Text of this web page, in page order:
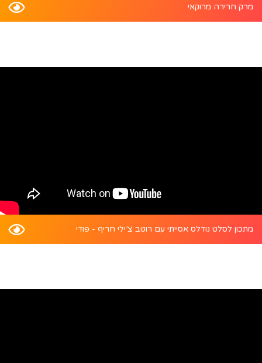
מרק חרירה מרוקאי
מתכון לסלט נודלס אסייתי עם רוטב צ’ילי חריף - פודי